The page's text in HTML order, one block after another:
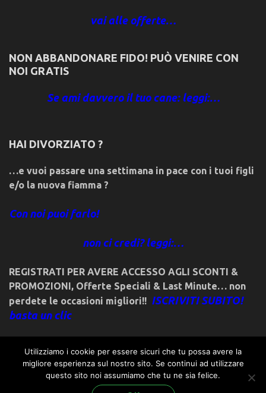
vai alle offerte…
NON ABBANDONARE FIDO! PUÒ VENIRE CON
NOI GRATIS
Se ami davvero il tuo cane: leggi:…
HAI DIVORZIATO ?
…e vuoi passare una settimana in pace con i tuoi figli
e/o la nuova fiamma ?
Con noi puoi farlo!
non ci credi? leggi:…
REGISTRATI PER AVERE ACCESSO AGLI SCONTI &
PROMOZIONI, Offerte Speciali & Last Minute… non
perdete le occasioni migliori!! ISCRIVITI SUBITO!
basta un clic
© 2018friulivg.it. -*- By ST.GEORGE.DRAGONSLAYER LLC -*-
admin@st-george-dragonslayer.com
Utilizziamo i cookie per essere sicuri che tu possa avere la
migliore esperienza sul nostro sito. Se continui ad utilizzare
questo sito noi assumiamo che tu ne sia felice.